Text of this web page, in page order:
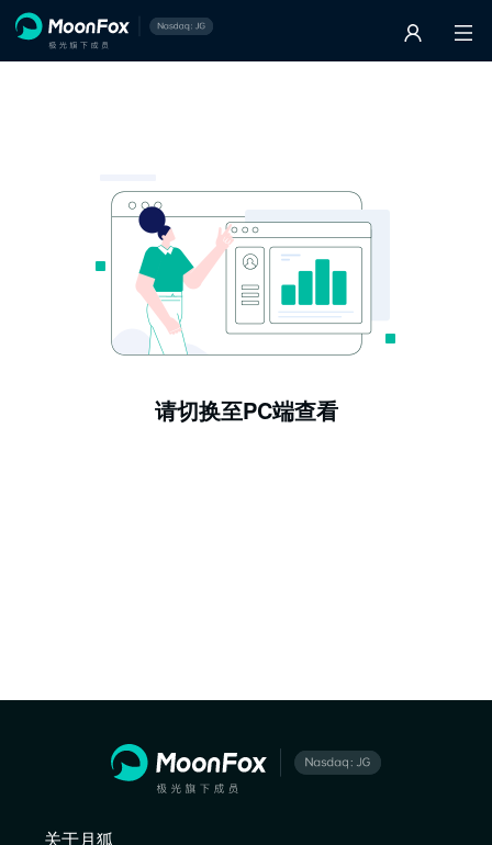
请切换至PC端查看
关于月狐